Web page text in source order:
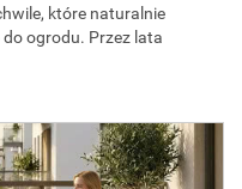
które naturalnie
ogrodu. Przez lata